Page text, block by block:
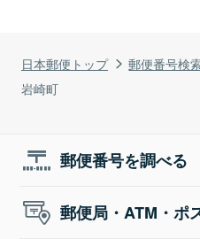
日本郵便トップ 郵便番号検
岩崎町
郵便番号を調べる
郵便局・ATM・ポ